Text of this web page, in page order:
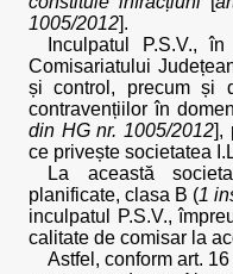
1005/2012].
Inculpatul P.S.V.,
Comisariatului
și control, precum și
contravențiilor în
din HG nr. 1005/2012],
ce privește societatea
La această
planificate, clasa B (1
inculpatul P.S.V.,
calitate de comisar la
Astfel, conform art.